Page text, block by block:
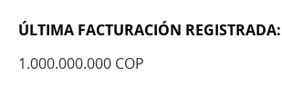
ÚLTIMA FACTURACIÓN REGISTRADA:
1.000.000.000 COP